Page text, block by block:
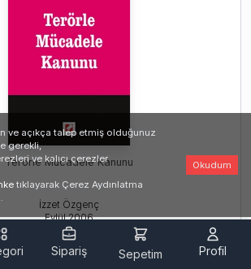
Terörle Mücadele Kanunu
İzzet Özgenç
Eylül 2006
Baskısı tükenmiştir.
Sipariş Sepetim Profil
ve açıkça talep etmiş olduğunuz
gerekli,
ve kalıcı çerezler
tıklayarak Çerez Aydınlatma
Okudum